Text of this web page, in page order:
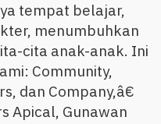
tempat belajar,
menumbuhkan
cita anak-anak. Ini
Community,
dan Company,â€
Apical, Gunawan